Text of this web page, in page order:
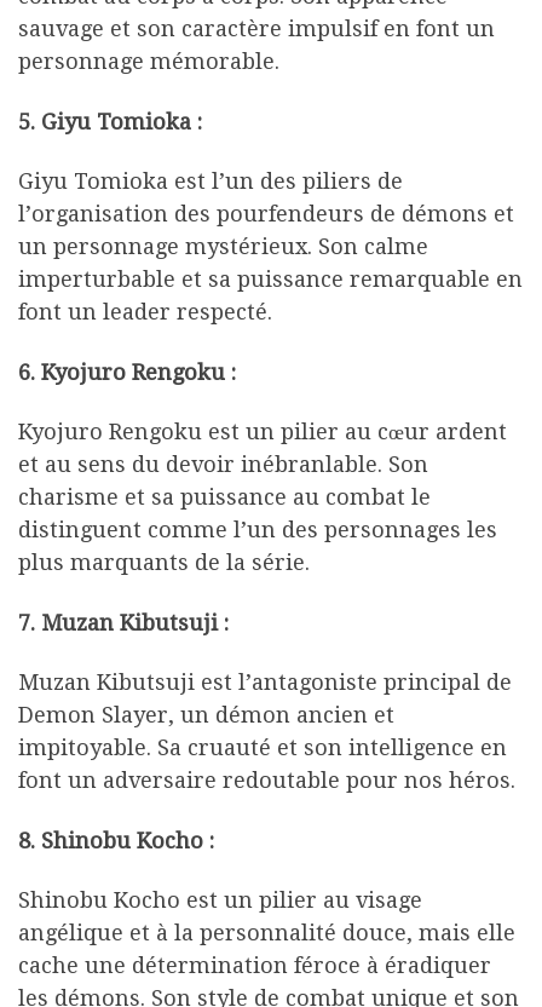
sauvage et son caractère impulsif en font un
personnage mémorable.
5. Giyu Tomioka :
Giyu Tomioka est l’un des piliers de
l’organisation des pourfendeurs de démons et
un personnage mystérieux. Son calme
imperturbable et sa puissance remarquable en
font un leader respecté.
6. Kyojuro Rengoku :
Kyojuro Rengoku est un pilier au cœur ardent
et au sens du devoir inébranlable. Son
charisme et sa puissance au combat le
distinguent comme l’un des personnages les
plus marquants de la série.
7. Muzan Kibutsuji :
Muzan Kibutsuji est l’antagoniste principal de
Demon Slayer, un démon ancien et
impitoyable. Sa cruauté et son intelligence en
font un adversaire redoutable pour nos héros.
8. Shinobu Kocho :
Shinobu Kocho est un pilier au visage
angélique et à la personnalité douce, mais elle
cache une détermination féroce à éradiquer
les démons. Son style de combat unique et son